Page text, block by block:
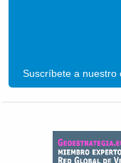
Suscríbete a nuestro